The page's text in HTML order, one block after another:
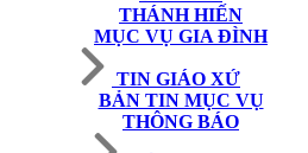
THÁNH HIẾN
MỤC VỤ GIA ĐÌNH
TIN GIÁO XỨ
BẢN TIN MỤC VỤ
THÔNG BÁO